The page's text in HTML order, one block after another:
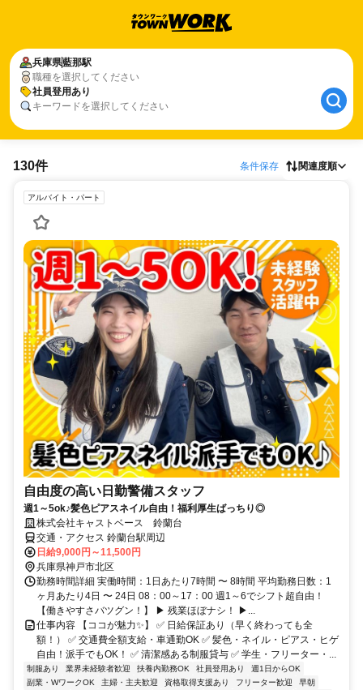
兵庫県藍那駅
職種を選択してください
社員登用あり
キーワードを選択してください
130件 条件保存 関連度順
アルバイト・パート
自由度の高い日勤警備スタッフ
週1～5ok♪髪色ピアスネイル自由！福利厚生ばっちり◎
株式会社キャストベース 鈴蘭台
交通・アクセス 鈴蘭台駅周辺
日給9,000円～11,500円
兵庫県神戸市北区
勤務時間詳細 実働時間：1日あたり7時間 〜 8時間 平均勤務日数：1
ヶ月あたり4日 〜 24日 08：00～17：00 週1～6でシフト超自由！
【働きやすさバツグン！】 ▶ 残業ほぼナシ！ ▶...
仕事内容 【ココが魅力✨】 ✅ 日給保証あり（早く終わっても全
額！） ✅ 交通費全額支給・車通勤OK ✅ 髪色・ネイル・ピアス・ヒゲ
自由！派手でもOK！ ✅ 清潔感ある制服貸与 ✅ 学生・フリーター・...
制服あり 業界未経験者歓迎 扶養内勤務OK 社員登用あり
週1日からOK
副業・WワークOK
主婦・主夫歓迎 資格取得支援あり フリーター歓迎
早朝